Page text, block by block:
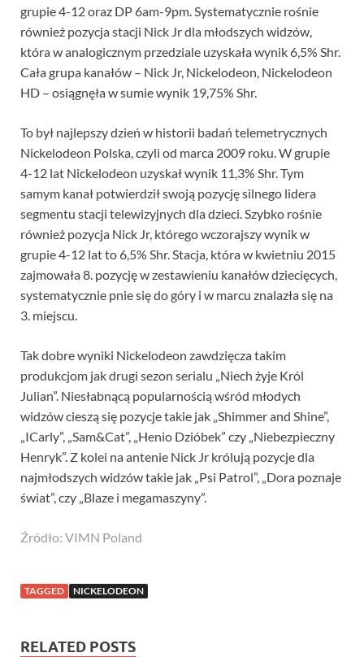
grupie 4-12 oraz DP 6am-9pm. Systematycznie rośnie
również pozycja stacji Nick Jr dla młodszych widzów,
która w analogicznym przedziale uzyskała wynik 6,5% Shr.
Cała grupa kanałów – Nick Jr, Nickelodeon, Nickelodeon
HD – osiągnęła w sumie wynik 19,75% Shr.
To był najlepszy dzień w historii badań telemetrycznych
Nickelodeon Polska, czyli od marca 2009 roku. W grupie
4-12 lat Nickelodeon uzyskał wynik 11,3% Shr. Tym
samym kanał potwierdził swoją pozycję silnego lidera
segmentu stacji telewizyjnych dla dzieci. Szybko rośnie
również pozycja Nick Jr, którego wczorajszy wynik w
grupie 4-12 lat to 6,5% Shr. Stacja, która w kwietniu 2015
zajmowała 8. pozycję w zestawieniu kanałów dziecięcych,
systematycznie pnie się do góry i w marcu znalazła się na
3. miejscu.
Tak dobre wyniki Nickelodeon zawdzięcza takim
produkcjom jak drugi sezon serialu „Niech żyje Król
Julian”. Niesłabnącą popularnością wśród młodych
widzów cieszą się pozycje takie jak „Shimmer and Shine”,
„ICarly”, „Sam&Cat”, „Henio Dzióbek” czy „Niebezpieczny
Henryk”. Z kolei na antenie Nick Jr królują pozycje dla
najmłodszych widzów takie jak „Psi Patrol”, „Dora poznaje
świat”, czy „Blaze i megamaszyny”.
Źródło: VIMN Poland
TAGGED NICKELODEON
RELATED POSTS